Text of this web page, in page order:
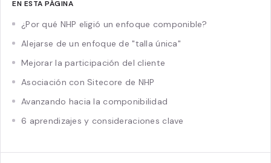
EN ESTA PÁGINA
¿Por qué NHP eligió un enfoque componible?
Alejarse de un enfoque de "talla única"
Mejorar la participación del cliente
Asociación con Sitecore de NHP
Avanzando hacia la componibilidad
6 aprendizajes y consideraciones clave